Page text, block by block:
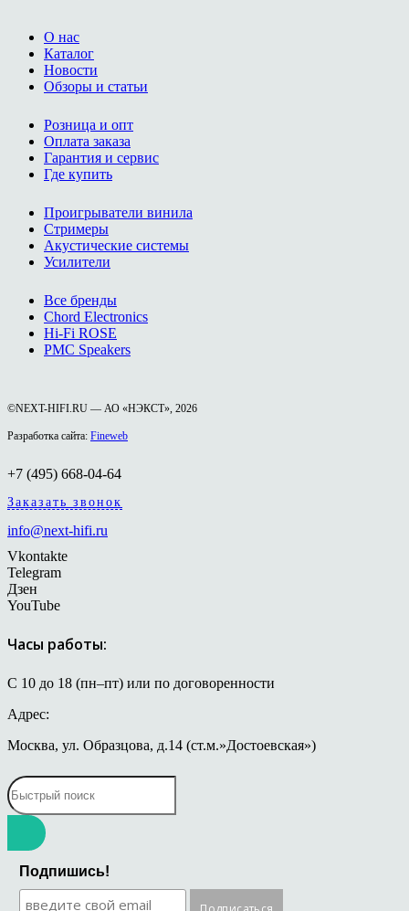
О нас
Каталог
Новости
Обзоры и статьи
Розница и опт
Оплата заказа
Гарантия и сервис
Где купить
Проигрыватели винила
Стримеры
Акустические системы
Усилители
Все бренды
Chord Electronics
Hi-Fi ROSE
PMC Speakers
©NEXT-HIFI.RU — АО «НЭКСТ», 2026
Разработка сайта: Fineweb
+7 (495) 668-04-64
Заказать звонок
info@next-hifi.ru
Vkontakte
Telegram
Дзен
YouTube
Часы работы:
С 10 до 18 (пн–пт) или по договоренности
Адрес:
Москва, ул. Образцова, д.14 (ст.м.»Достоевская»)
Подпишись!